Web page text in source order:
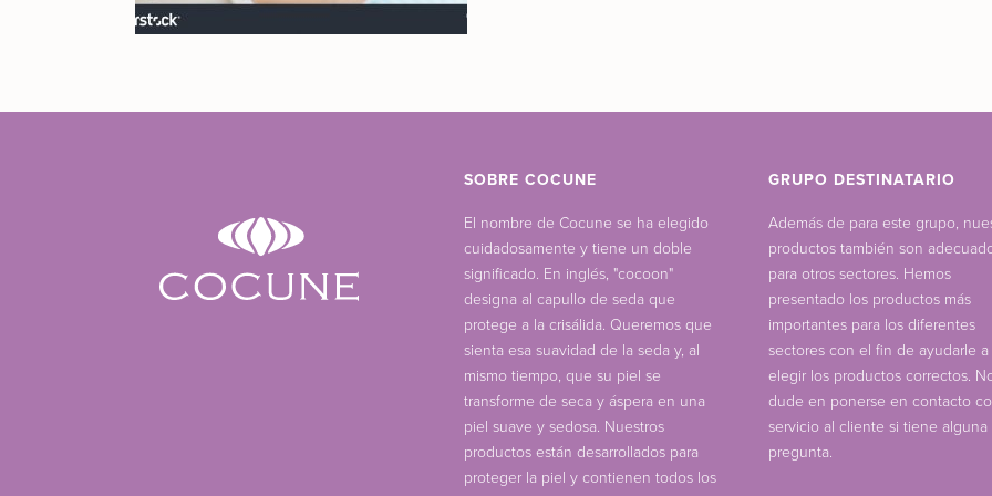
SOBRE COCUNE
El nombre de Cocune se ha elegido
cuidadosamente y tiene un doble
significado. En inglés, "cocoon"
designa al capullo de seda que
protege a la crisálida. Queremos que
sienta esa suavidad de la seda y, al
mismo tiempo, que su piel se
transforme de seca y áspera en una
piel suave y sedosa. Nuestros
productos están desarrollados para
proteger la piel y contienen todos los
GRUPO DESTINATARIO
Además de para este grupo,
productos también son
para otros sectores. Hemos
presentado los productos más
importantes para los diferentes
sectores con el fin de ayudarle a
elegir los productos correctos.
dude en ponerse en contacto
servicio al cliente si tiene alguna
pregunta.